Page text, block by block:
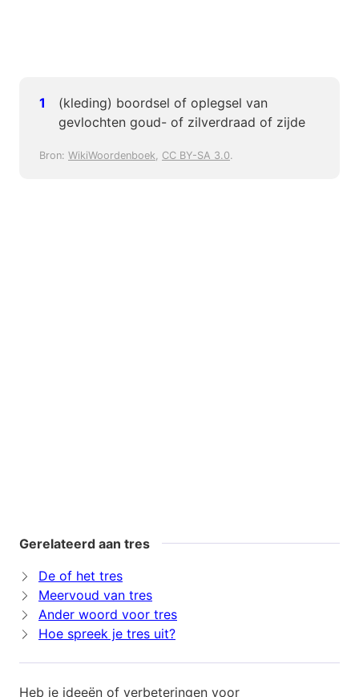
(kleding) boordsel of oplegsel van
gevlochten goud- of zilverdraad of zijde
Bron: WikiWoordenboek, CC BY-SA 3.0.
Gerelateerd aan tres
De of het tres
Meervoud van tres
Ander woord voor tres
Hoe spreek je tres uit?
Heb je ideeën of verbeteringen voor